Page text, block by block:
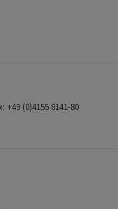
+49 (0)4155 8141-80